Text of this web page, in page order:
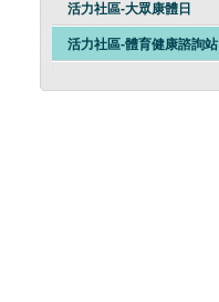
活力社區-大眾康體日
活力社區-體育健康諮詢站